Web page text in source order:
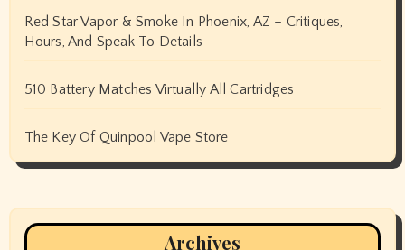
Red Star Vapor & Smoke In Phoenix, AZ – Critiques,
Hours, And Speak To Details
510 Battery Matches Virtually All Cartridges
The Key Of Quinpool Vape Store
Archives